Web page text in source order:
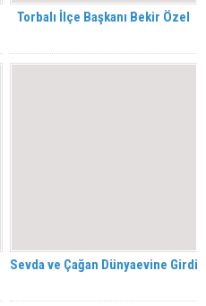
Torbalı İlçe Başkanı Bekir Özel
Sevda ve Çağan Dünyaevine Girdi